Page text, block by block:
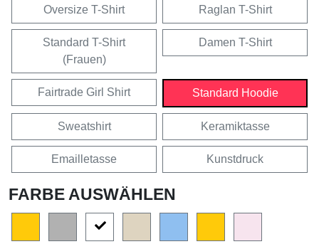
Oversize T-Shirt Raglan T-Shirt
Standard T-Shirt
(Frauen)
Damen T-Shirt
Fairtrade Girl Shirt Standard Hoodie
Sweatshirt Keramiktasse
Emailletasse Kunstdruck
FARBE AUSWÄHLEN